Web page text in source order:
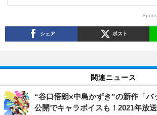
シェア ポスト
関連ニュース
“谷口悟朗×中島かずき”の新作「バ
公開でキャラボイスも！2021年放送